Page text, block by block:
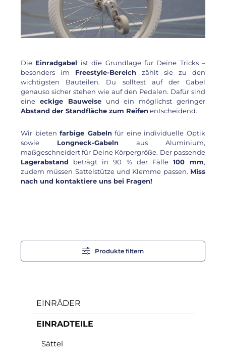
Die Einradgabel ist die Grundlage für Deine Tricks –
besonders im Freestyle-Bereich zählt sie zu den
wichtigsten Bauteilen. Du solltest auf der Gabel
genauso sicher stehen wie auf den Pedalen. Dafür sind
eine eckige Bauweiseund ein möglichst geringer
Abstand der Standfläche zum Reifen entscheidend.
Wir bietenfarbige Gabeln für eine individuelle Optik
sowie Longneck-Gabeln aus Aluminium,
maßgeschneidert für Deine Körpergröße. Der passende
Lagerabstand beträgt in 90 % der Fälle 100 mm,
zudem müssen Sattelstütze und Klemme passen. Miss
nach und kontaktiere uns bei Fragen!
Produkte filtern
EINRÄDER
EINRADTEILE
Sättel